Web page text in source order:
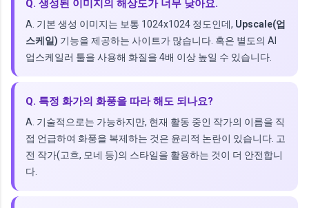
Q. 생성된 이미지의 해상도가 너무 낮아요.
A. 기본 생성 이미지는 보통 1024x1024 정도인데, Upscale(업
스케일) 기능을 제공하는 사이트가 많습니다. 혹은 별도의 AI
업스케일러 툴을 사용해 화질을 4배 이상 높일 수 있습니다.
Q. 특정 화가의 화풍을 따라 해도 되나요?
A. 기술적으로는 가능하지만, 현재 활동 중인 작가의 이름을 직
접 언급하여 화풍을 복제하는 것은 윤리적 논란이 있습니다. 고
전 작가(고흐, 모네 등)의 스타일을 활용하는 것이 더 안전합니
다.